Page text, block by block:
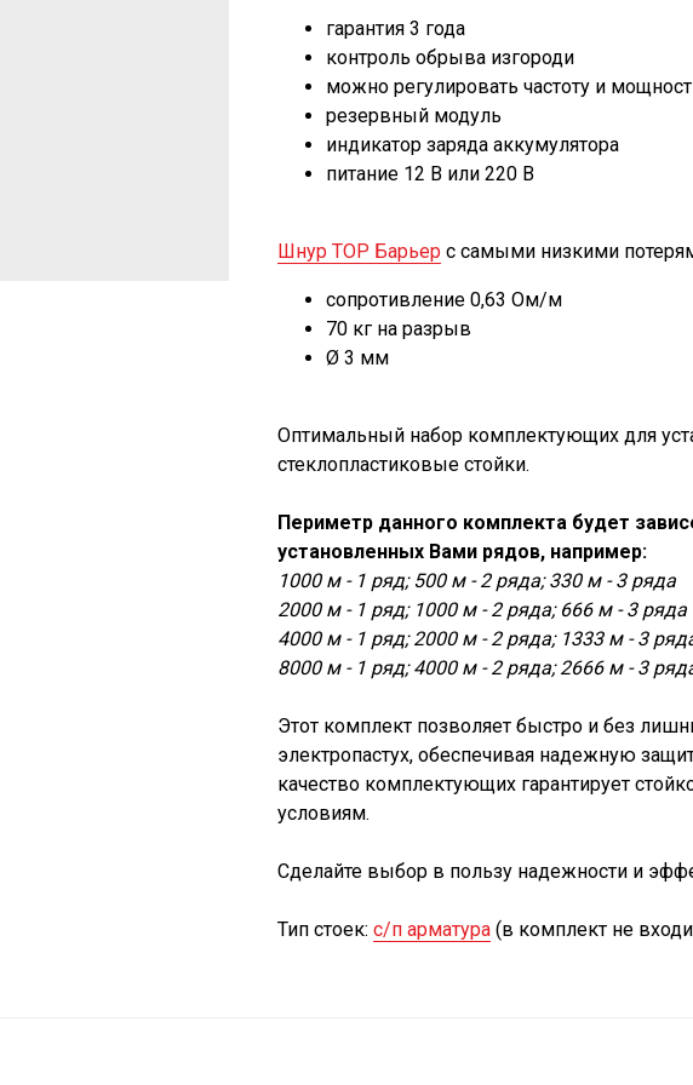
гарантия 3 года
контроль обрыва изгороди
можно регулировать частоту и
резервный модуль
индикатор заряда аккумулятора
питание 12 В или 220 В
Шнур ТОР Барьер с самыми низкими
сопротивление 0,63 Ом/м
70 кг на разрыв
Ø 3 мм
Оптимальный набор комплектующих для
стеклопластиковые стойки.
Периметр данного комплекта будет
установленных Вами рядов, например:
1000 м - 1 ряд; 500 м - 2 ряда; 330 м - 3 ряда
2000 м - 1 ряд; 1000 м - 2 ряда; 666 м - 3 ряда
4000 м - 1 ряд; 2000 м - 2 ряда; 1333 м - 3
8000 м - 1 ряд; 4000 м - 2 ряда; 2666 м - 3
Этот комплект позволяет быстро и без
электропастух, обеспечивая надежную
качество комплектующих гарантирует
условиям.
Сделайте выбор в пользу надежности и
Тип стоек: с/п арматура (в комплект не